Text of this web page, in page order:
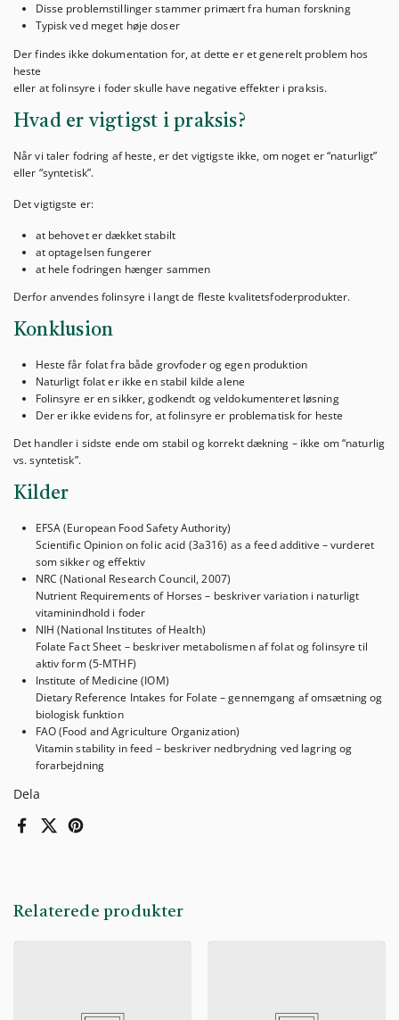
Dela
FacebookX (Twitter)Pinterest
Disse problemstillinger stammer primært fra human forskning
Typisk ved meget høje doser
Der findes ikke dokumentation for, at dette er et generelt problem hos
heste
eller at folinsyre i foder skulle have negative effekter i praksis.
Hvad er vigtigst i praksis?
Når vi taler fodring af heste, er det vigtigste ikke, om noget er “naturligt”
eller “syntetisk”.
Det vigtigste er:
at behovet er dækket stabilt
at optagelsen fungerer
at hele fodringen hænger sammen
Derfor anvendes folinsyre i langt de fleste kvalitetsfoderprodukter.
Konklusion
Heste får folat fra både grovfoder og egen produktion
Naturligt folat er ikke en stabil kilde alene
Folinsyre er en sikker, godkendt og veldokumenteret løsning
Der er ikke evidens for, at folinsyre er problematisk for heste
Det handler i sidste ende om stabil og korrekt dækning – ikke om “naturlig
vs. syntetisk”.
Kilder
EFSA (European Food Safety Authority)
Scientific Opinion on folic acid (3a316) as a feed additive – vurderet
som sikker og effektiv
NRC (National Research Council, 2007)
Nutrient Requirements of Horses – beskriver variation i naturligt
vitaminindhold i foder
NIH (National Institutes of Health)
Folate Fact Sheet – beskriver metabolismen af folat og folinsyre til
aktiv form (5-MTHF)
Institute of Medicine (IOM)
Dietary Reference Intakes for Folate – gennemgang af omsætning og
biologisk funktion
FAO (Food and Agriculture Organization)
Vitamin stability in feed – beskriver nedbrydning ved lagring og
forarbejdning
Relaterede produkter